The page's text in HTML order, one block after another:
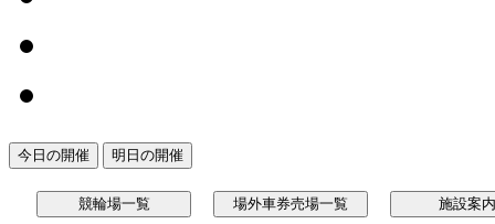
今日の開催 明日の開催
競輪場一覧 場外車券売場一覧 施設案内